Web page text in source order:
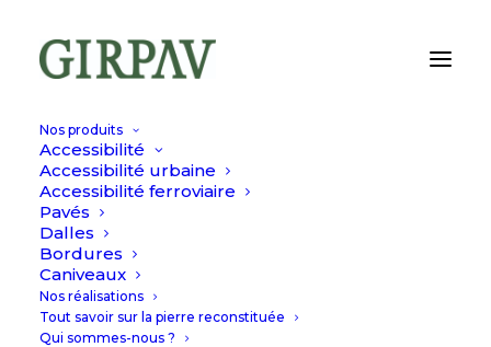
Nos produits
Accessibilité
Accessibilité urbaine
Accessibilité ferroviaire
Pavés
Dalles
Bordures
Caniveaux
Nos réalisations
Tout savoir sur la pierre reconstituée
Qui sommes-nous ?